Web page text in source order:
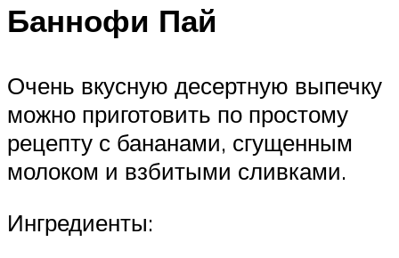
Баннофи Пай
Очень вкусную десертную выпечку
можно приготовить по простому
рецепту с бананами, сгущенным
молоком и взбитыми сливками.
Ингредиенты: